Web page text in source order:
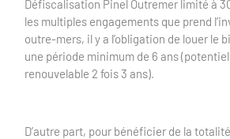
Défiscalisation Pinel Outremer limité à
les multiples engagements que prend
outre-mers, il y a l’obligation de louer le
une période minimum de 6 ans
renouvelable 2 fois 3 ans).
D’autre part, pour bénéficier de la